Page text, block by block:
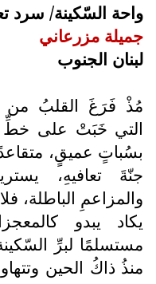
واحة السّكينة/ سرد
جميلة مزرعاني
لبنان الجنوب
مُذْ فَرَغَ القلبُ من
التي خَبَتْ على خطِّ
بسُباتٍ عميقٍ،
جنّةَ تعافيهِ،
والمزاعمِ الباطلة،
يكاد يبدو
مستسلمًا لبرِّ
منذُ ذاكُ الحين